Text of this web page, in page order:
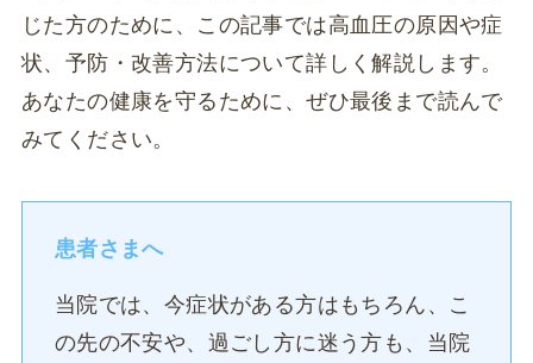
じた方のために、この記事では高血圧の原因や症
状、予防・改善方法について詳しく解説します。
あなたの健康を守るために、ぜひ最後まで読んで
みてください。
患者さまへ
当院では、今症状がある方はもちろん、こ
の先の不安や、過ごし方に迷う方も、当院